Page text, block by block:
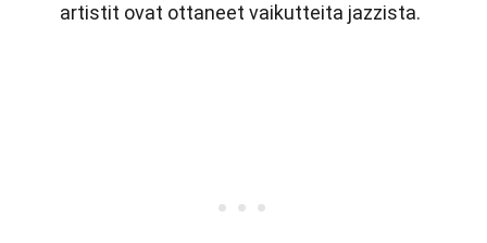
artistit ovat ottaneet vaikutteita jazzista.